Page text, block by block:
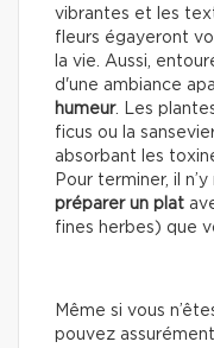
vibrantes et les
fleurs égayeront
la vie. Aussi,
d'une ambiance
humeur. Les
ficus ou la
absorbant les
Pour terminer, il
préparer un plat
fines herbes) que
Même si vous
pouvez